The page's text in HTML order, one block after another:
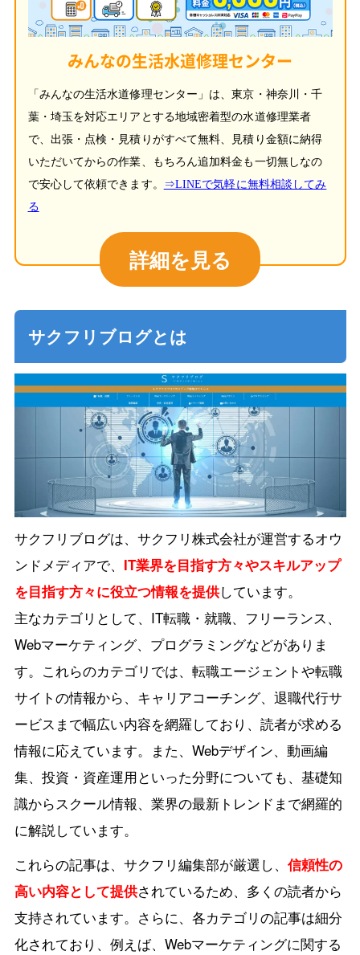
みんなの生活水道修理センター
「みんなの生活水道修理センター」は、東京・神奈川・千
葉・埼玉を対応エリアとする地域密着型の水道修理業者
で、出張・点検・見積りがすべて無料、見積り金額に納得
いただいてからの作業、もちろん追加料金も一切無しなの
で安心して依頼できます。
⇒LINEで気軽に無料相談してみ
る
詳細を見る
サクフリブログとは
サクフリブログは、サクフリ株式会社が運営するオウ
ンドメディアで、 IT業界を目指す方々やスキルアップ
を目指す方々に役立つ情報を提供しています。
主なカテゴリとして、IT転職・就職、フリーランス、
Webマーケティング、プログラミングなどがありま
す。これらのカテゴリでは、転職エージェントや転職
サイトの情報から、キャリアコーチング、退職代行サ
ービスまで幅広い内容を網羅しており、読者が求める
情報に応えています。また、Webデザイン、動画編
集、投資・資産運用といった分野についても、基礎知
識からスクール情報、業界の最新トレンドまで網羅的
に解説しています。
これらの記事は、サクフリ編集部が厳選し、 信頼性の
高い内容として提供されているため、多くの読者から
支持されています。さらに、各カテゴリの記事は細分
化されており、例えば、Webマーケティングに関する